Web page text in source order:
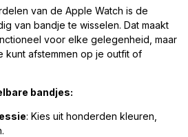
van de Apple Watch is de
van bandje te wisselen. Dat maakt
voor elke gelegenheid, maar
kunt afstemmen op je outfit of
bandjes:
: Kies uit honderden kleuren,